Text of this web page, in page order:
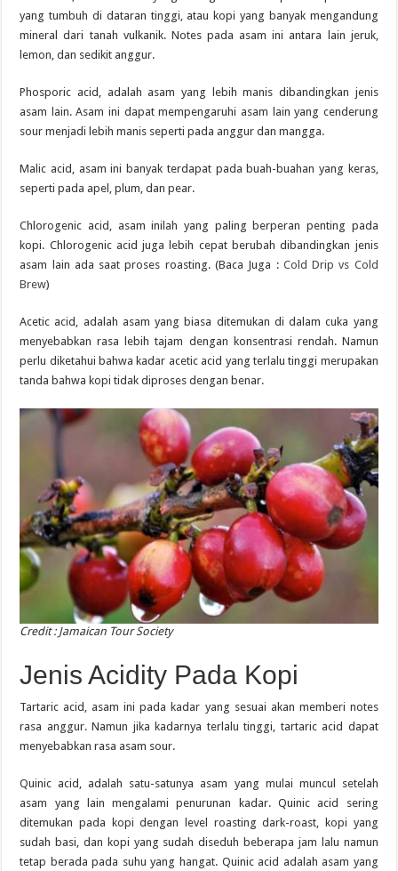
yang tumbuh di dataran tinggi, atau kopi yang banyak mengandung
mineral dari tanah vulkanik. Notes pada asam ini antara lain jeruk,
lemon, dan sedikit anggur.
Phosporic acid, adalah asam yang lebih manis dibandingkan jenis
asam lain. Asam ini dapat mempengaruhi asam lain yang cenderung
sour menjadi lebih manis seperti pada anggur dan mangga.
Malic acid, asam ini banyak terdapat pada buah-buahan yang keras,
seperti pada apel, plum, dan pear.
Chlorogenic acid, asam inilah yang paling berperan penting pada
kopi. Chlorogenic acid juga lebih cepat berubah dibandingkan jenis
asam lain ada saat proses roasting. (Baca Juga : Cold Drip vs Cold
Brew)
Acetic acid, adalah asam yang biasa ditemukan di dalam cuka yang
menyebabkan rasa lebih tajam dengan konsentrasi rendah. Namun
perlu diketahui bahwa kadar acetic acid yang terlalu tinggi merupakan
tanda bahwa kopi tidak diproses dengan benar.
Credit : Jamaican Tour Society
Jenis Acidity Pada Kopi
Tartaric acid, asam ini pada kadar yang sesuai akan memberi notes
rasa anggur. Namun jika kadarnya terlalu tinggi, tartaric acid dapat
menyebabkan rasa asam sour.
Quinic acid, adalah satu-satunya asam yang mulai muncul setelah
asam yang lain mengalami penurunan kadar. Quinic acid sering
ditemukan pada kopi dengan level roasting dark-roast, kopi yang
sudah basi, dan kopi yang sudah diseduh beberapa jam lalu namun
tetap berada pada suhu yang hangat. Quinic acid adalah asam yang